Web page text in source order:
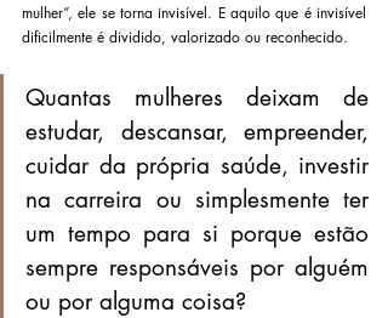
mulher”, ele se torna invisível. E aquilo que é invisível
dificilmente é dividido, valorizado ou reconhecido.
Quantas mulheres deixam de
estudar, descansar, empreender,
cuidar da própria saúde, investir
na carreira ou simplesmente ter
um tempo para si porque estão
sempre responsáveis por alguém
ou por alguma coisa?